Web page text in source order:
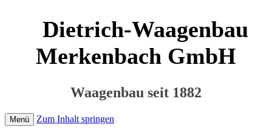
Dietrich-Waagenbau
Merkenbach GmbH
Waagenbau seit 1882
Menü Zum Inhalt springen